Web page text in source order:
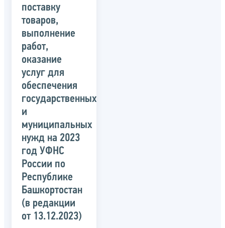
поставку
товаров,
выполнение
работ,
оказание
услуг для
обеспечения
государственных
и
муниципальных
нужд на 2023
год УФНС
России по
Республике
Башкортостан
(в редакции
от 13.12.2023)